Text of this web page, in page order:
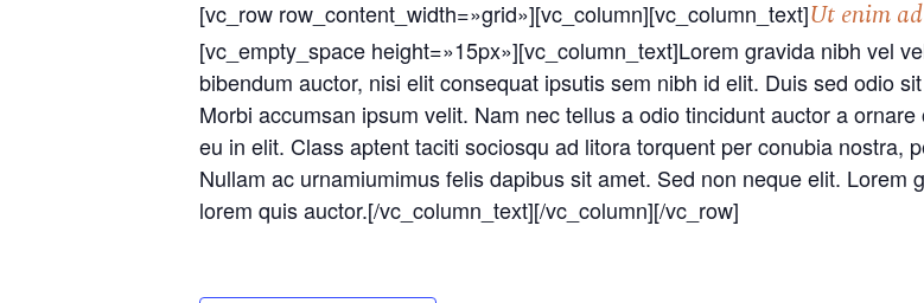
[vc_row row_content_width=»grid»][vc_column][vc_column_text]Ut enim
[vc_empty_space height=»15px»][vc_column_text]Lorem gravida nibh vel
bibendum auctor, nisi elit consequat ipsutis sem nibh id elit. Duis sed odio
Morbi accumsan ipsum velit. Nam nec tellus a odio tincidunt auctor a
eu in elit. Class aptent taciti sociosqu ad litora torquent per conubia nostra,
Nullam ac urnamiumimus felis dapibus sit amet. Sed non neque elit. Lorem
lorem quis auctor.[/vc_column_text][/vc_column][/vc_row]